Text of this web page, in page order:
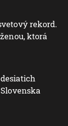
rekord.
ktorá